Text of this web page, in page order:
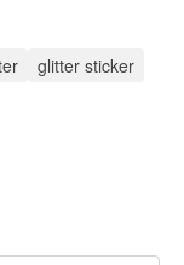
glitter sticker